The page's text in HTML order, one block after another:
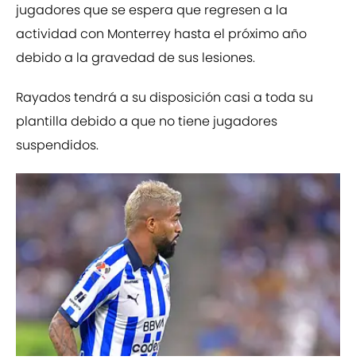
jugadores que se espera que regresen a la
actividad con Monterrey hasta el próximo año
debido a la gravedad de sus lesiones.
Rayados tendrá a su disposición casi a toda su
plantilla debido a que no tiene jugadores
suspendidos.